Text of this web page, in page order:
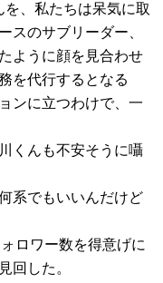
、私たちは呆気に取
スのサブリーダー、
ように顔を見合わせ
を代行するとなる
ンに立つわけで、一
くんも不安そうに囁
系でもいいんだけど
ロワー数を得意げに
回した。